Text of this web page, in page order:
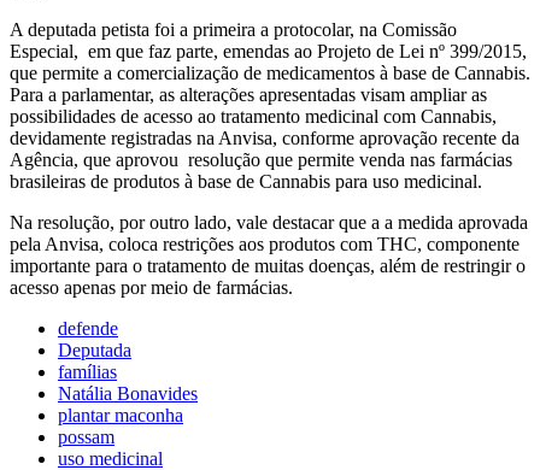
A deputada petista foi a primeira a protocolar, na Comissão
Especial, em que faz parte, emendas ao Projeto de Lei nº 399/2015,
que permite a comercialização de medicamentos à base de Cannabis.
Para a parlamentar, as alterações apresentadas visam ampliar as
possibilidades de acesso ao tratamento medicinal com Cannabis,
devidamente registradas na Anvisa, conforme aprovação recente da
Agência, que aprovou resolução que permite venda nas farmácias
brasileiras de produtos à base de Cannabis para uso medicinal.
Na resolução, por outro lado, vale destacar que a a medida aprovada
pela Anvisa, coloca restrições aos produtos com THC, componente
importante para o tratamento de muitas doenças, além de restringir o
acesso apenas por meio de farmácias.
defende
Deputada
famílias
Natália Bonavides
plantar maconha
possam
uso medicinal